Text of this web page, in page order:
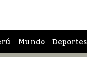
Mundo Deportes